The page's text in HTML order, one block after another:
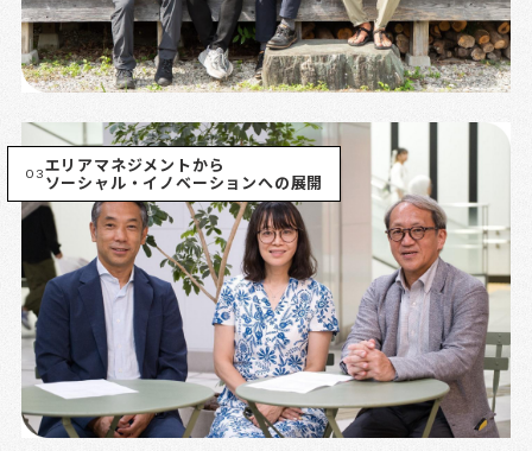
03エリアマネジメントから
ソーシャル・イノベーションへの展開